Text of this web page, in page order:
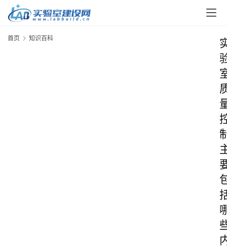
首页 知识百科